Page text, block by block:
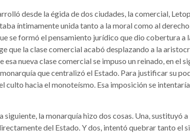
desde la égida de dos ciudades, la comercial,
íntimamente unida tanto a la moral como al
se formó el pensamiento jurídico que dio cobertura a
que la clase comercial acabó desplazando a la
esa nueva clase comercial se impuso un reinado, en el
que centralizó el Estado. Para justificar su
culto hacia el monoteísmo. Esa imposición se
siguiente, la monarquía hizo dos cosas. Una, sustituyó
del Estado. Y dos, intentó quebrar tanto el